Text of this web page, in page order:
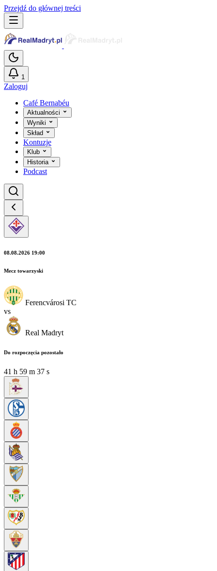
Przejdź do głównej treści
1
Zaloguj
Café Bernabéu
Aktualności
Wyniki
Skład
Kontuzje
Klub
Historia
Podcast
08.08.2026 19:00
Mecz towarzyski
Ferencvárosi TC
vs
Real Madryt
Do rozpoczęcia pozostało
41 h 59 m 35 s